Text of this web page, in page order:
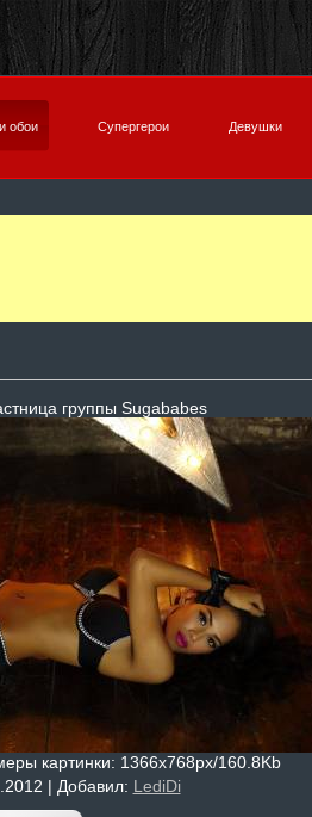
обои Супергерои Девушки
группы Sugababes
картинки: 1366x768px/160.8Kb
| Добавил: LediDi